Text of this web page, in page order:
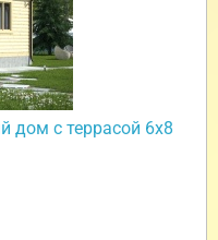
с террасой 6х8